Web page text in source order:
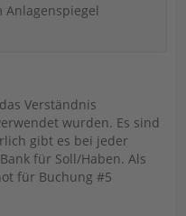
Verständnis
wurden. Es sind
gibt es bei jeder
für Soll/Haben. Als
für Buchung #5